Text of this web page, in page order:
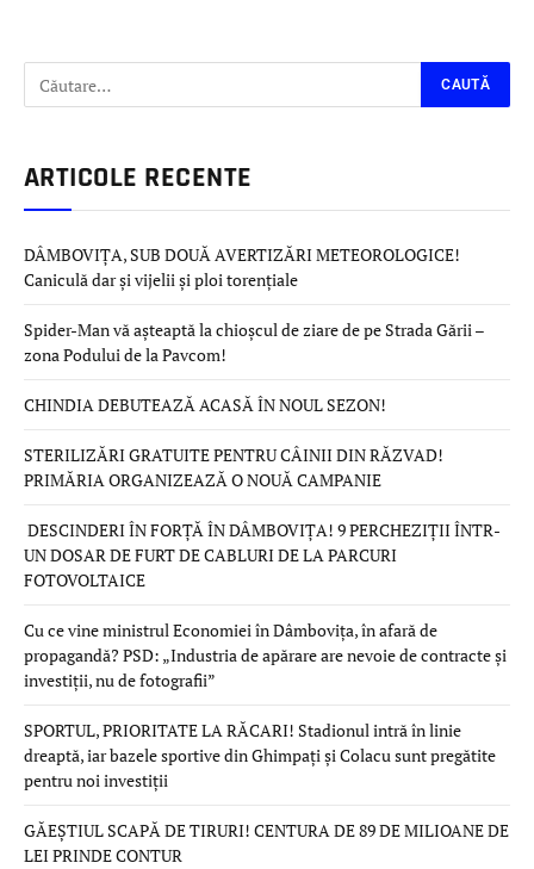
ARTICOLE RECENTE
DÂMBOVIȚA, SUB DOUĂ AVERTIZĂRI METEOROLOGICE!
Caniculă dar și vijelii și ploi torențiale
Spider-Man vă așteaptă la chioșcul de ziare de pe Strada Gării –
zona Podului de la Pavcom!
CHINDIA DEBUTEAZĂ ACASĂ ÎN NOUL SEZON!
STERILIZĂRI GRATUITE PENTRU CÂINII DIN RĂZVAD!
PRIMĂRIA ORGANIZEAZĂ O NOUĂ CAMPANIE
DESCINDERI ÎN FORȚĂ ÎN DÂMBOVIȚA! 9 PERCHEZIȚII ÎNTR-
UN DOSAR DE FURT DE CABLURI DE LA PARCURI
FOTOVOLTAICE
Cu ce vine ministrul Economiei în Dâmbovița, în afară de
propagandă? PSD: „Industria de apărare are nevoie de contracte și
investiții, nu de fotografii”
SPORTUL, PRIORITATE LA RĂCARI! Stadionul intră în linie
dreaptă, iar bazele sportive din Ghimpați și Colacu sunt pregătite
pentru noi investiții
GĂEȘTIUL SCAPĂ DE TIRURI! CENTURA DE 89 DE MILIOANE DE
LEI PRINDE CONTUR